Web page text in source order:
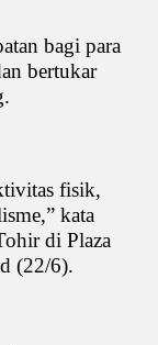
bagi para
bertukar
fisik,
kata
di Plaza
(22/6).